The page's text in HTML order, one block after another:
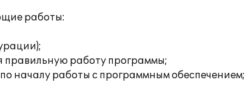
работы:
правильную работу программы;
началу работы с программным обеспечением;